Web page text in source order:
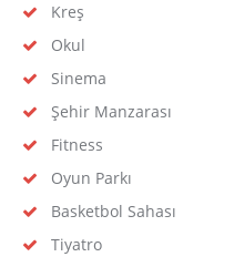
Kreş
Okul
Sinema
Şehir Manzarası
Fitness
Oyun Parkı
Basketbol Sahası
Tiyatro